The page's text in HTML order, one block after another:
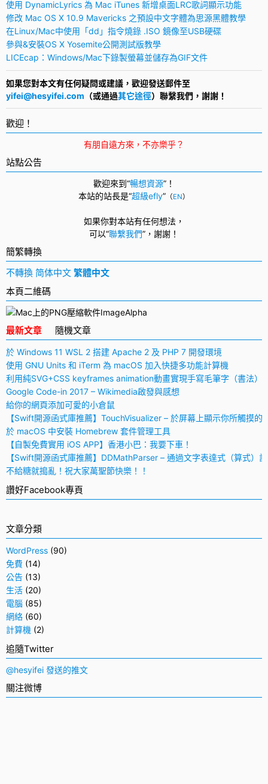
使用 DynamicLyrics 為 Mac iTunes 新增桌面LRC歌詞顯示功能
修改 Mac OS X 10.9 Mavericks 之預設中文字體為思源黑體教學
在Linux/Mac中使用「dd」指令燒錄 .ISO 鏡像至USB硬碟
參與&安裝OS X Yosemite公開測試版教學
LICEcap：Windows/Mac下錄製螢幕並儲存為GIF文件
如果您對本文有任何疑問或建議，歡迎發送郵件至
yifei@hesyifei.com （或通過其它途徑）聯繫我們，謝謝！
歡迎！
有朋自遠方來，不亦樂乎？
站點公告
歡迎來到“暢想資源”！
本站的站長是“超級efly” （EN）
如果你對本站有任何想法，
可以“聯繫我們”， 謝謝！
簡繁轉換
不轉換 简体中文 繁體中文
本頁二維碼
最新文章 隨機文章
於 Windows 11 WSL 2 搭建 Apache 2 及 PHP 7 開發環境
使用 GNU Units 和 iTerm 為 macOS 加入快捷多功能計算機
利用純SVG+CSS keyframes animation動畫實現手寫毛筆字（書法）
Google Code-in 2017 – Wikimedia啟發與感想
給你的網頁添加可愛的小倉鼠
【Swift開源函式庫推薦】TouchVisualizer – 於屏幕上顯示你所觸摸的
於 macOS 中安裝 Homebrew 套件管理工具
【自製免費實用 iOS APP】香港小巴：我要下車！
【Swift開源函式庫推薦】DDMathParser – 通過文字表達式（算式）
不給糖就搗亂！祝大家萬聖節快樂！！
讚好Facebook專頁
文章分類
WordPress (90)
免費 (14)
公告 (13)
生活 (20)
電腦 (85)
網絡 (60)
計算機 (2)
追隨Twitter
@hesyifei 發送的推文
關注微博